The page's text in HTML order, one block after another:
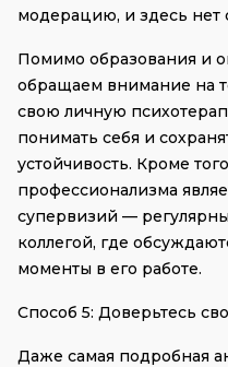
модерацию, и здесь нет
Помимо образования и
обращаем внимание на
свою личную
понимать себя и
устойчивость. Кроме
профессионализма
супервизий —
коллегой, где
моменты в его работе.
Способ 5: Доверьтесь
Даже самая подробная